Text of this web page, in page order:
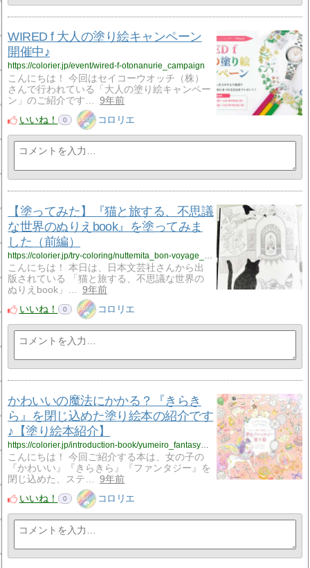
WIRED f 大人の塗り絵キャンペーン
開催中♪
https://colorier.jp/event/wired-f-otonanurie_campaign
こんにちは！ 今回はセイコーウオッチ（株）
さんで行われている「大人の塗り絵キャンペー
ン」のご紹介です…
9年前
いいね！
0 コロリエ
【塗ってみた】『猫と旅する、不思議
な世界のぬりえbook』を塗ってみま
した（前編）
こんにちは！ 本日は、日本文芸社さんから出
版されている 「猫と旅する、不思議な世界の
ぬりえbook」…
9年前
いいね！
0 コロリエ
かわいいの魔法にかかる？『きらき
ら』を閉じ込めた塗り絵本の紹介です
♪【塗り絵本紹介】
https://colorier.jp/introduction-book/yumeiro_fantasy_nurie
こんにちは！ 今回ご紹介する本は、女の子の
『かわいい』『きらきら』『ファンタジー』を
閉じ込めた、ステ…
9年前
いいね！
0 コロリエ